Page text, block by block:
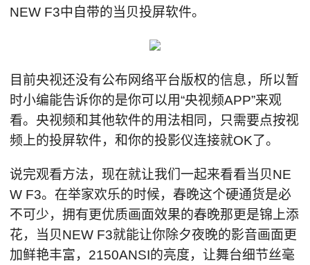
NEW F3中自带的当贝投屏软件。
目前央视还没有公布网络平台版权的信息，所以暂
时小编能告诉你的是你可以用“央视频APP”来观
看。央视频和其他软件的用法相同，只需要点按视
频上的投屏软件，和你的投影仪连接就OK了。
说完观看方法，现在就让我们一起来看看当贝NE
W F3。在举家欢乐的时候，春晚这个硬通货是必
不可少，拥有更优质画面效果的春晚那更是锦上添
花，当贝NEW F3就能让你除夕夜晚的影音画面更
加鲜艳丰富，2150ANSI的亮度，让舞台细节丝毫